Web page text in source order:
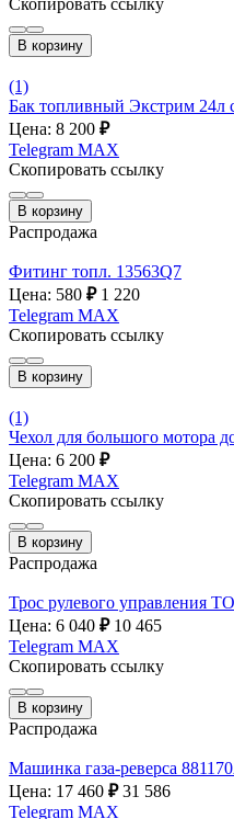
В корзину
(1)
Бак топливный Экстрим 24л
Цена: 8 200 ₽
Telegram MAX
Скопировать ссылку
В корзину
Распродажа
Фитинг топл. 13563Q7
Цена: 580 ₽ 1 220
Telegram MAX
Скопировать ссылку
В корзину
(1)
Чехол для большого мотора
Цена: 6 200 ₽
Telegram MAX
Скопировать ссылку
В корзину
Распродажа
Трос рулевого управления
Цена: 6 040 ₽ 10 465
Telegram MAX
Скопировать ссылку
В корзину
Распродажа
Машинка газа-реверса
Цена: 17 460 ₽ 31 586
Telegram MAX